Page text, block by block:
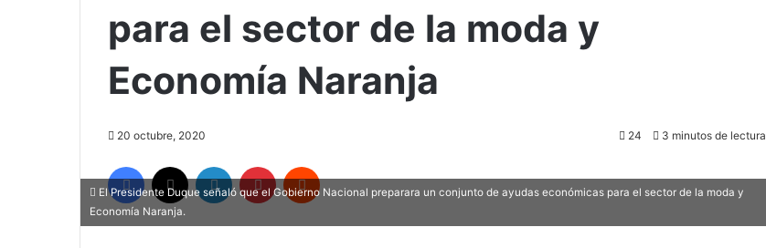
para el sector de la moda y
Economía Naranja
20 octubre, 2020 24 3 minutos de lectura
Facebook LinkedIn Pinterest
El Presidente Duque señaló que el Gobierno Nacional preparara un conjunto de ayudas económicas para el sector de la moda y
Economía Naranja.